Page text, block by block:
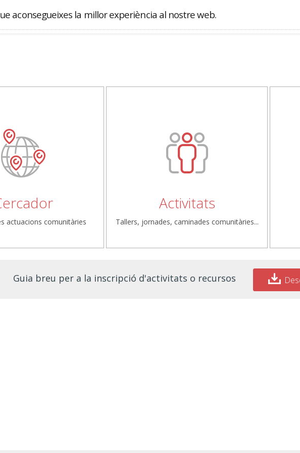
aconsegueixes la millor experiència al nostre web.
actuacions comunitàries
Activitats
Tallers, jornades, caminades comunitàries...
Guia breu per a la inscripció d'activitats o recursos